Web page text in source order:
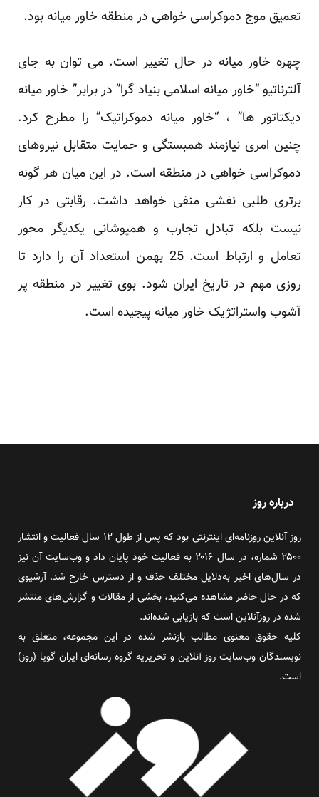
تعمیق موج دموکراسی خواهی در منطقه خاور میانه بود.
چهره خاور میانه در حال تغییر است. می توان به جای
آلترناتیو “خاور میانه اسلامی بنیاد گرا” در برابر” خاور میانه
دیکتاتور ها” ، “خاور میانه دموکراتیک” را مطرح کرد.
چنین امری نیازمند همبستگی و حمایت متقابل نیروهای
دموکراسی خواهی در منطقه است. در این میان هر گونه
برتری طلبی نفشی منفی خواهد داشت. رقابتی در کار
نیست بلکه تبادل تجارب و همپوشانی یکدیگر محور
تعامل و ارتباط است. 25 بهمن استعداد آن را دارد تا
روزی مهم در تاریخ ایران شود. بوی تغییر در منطقه پر
آشوب واستراتژیک خاور میانه پیجیده است.
درباره روز
روز آنلاین روزنامه‌ای اینترنتی بود که پس از طول ۱۲ سال فعالیت و انتشار
۲۵۰۰ شماره، در سال ۲۰۱۶ به فعالیت خود پایان داد و وب‌سایت آن نیز
در سال‌های اخیر به‌دلایل مختلف حذف و از دسترس خارج شد. آرشیوی
که در حال حاضر مشاهده می‌کنید، بخشی از مقالات و گزارش‌های منتشر
شده در روزآنلاین است که بازیابی شده‌اند.
کلیه حقوق معنوی مطالب بازنشر شده در این مجموعه، متعلق به
نویسندگان وب‌سایت روز آنلاین و تحریریه گروه رسانه‌ای ایران گویا (روز)
است.